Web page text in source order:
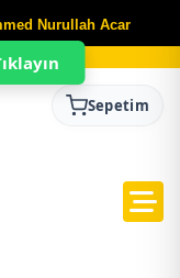
Nurullah Acar
Sepetim